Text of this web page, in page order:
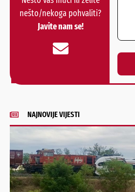
nešto/nekoga pohvaliti?
Javite nam se!
NAJNOVIJE VIJESTI